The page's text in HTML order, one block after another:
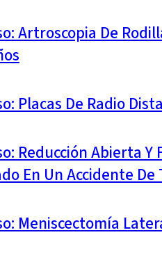
Artroscopia De
Placas De Radio
Reducción Abierta
En Un Accidente De
Meniscectomía